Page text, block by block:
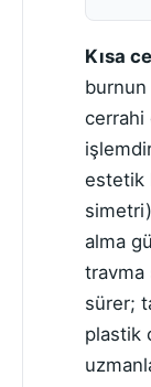
Kısa
burnun
cerrahi
estetik
alma
travma
sürer;
plastik